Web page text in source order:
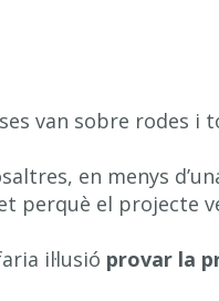
van sobre rodes i
en menys
perquè el projecte
il·lusió provar la